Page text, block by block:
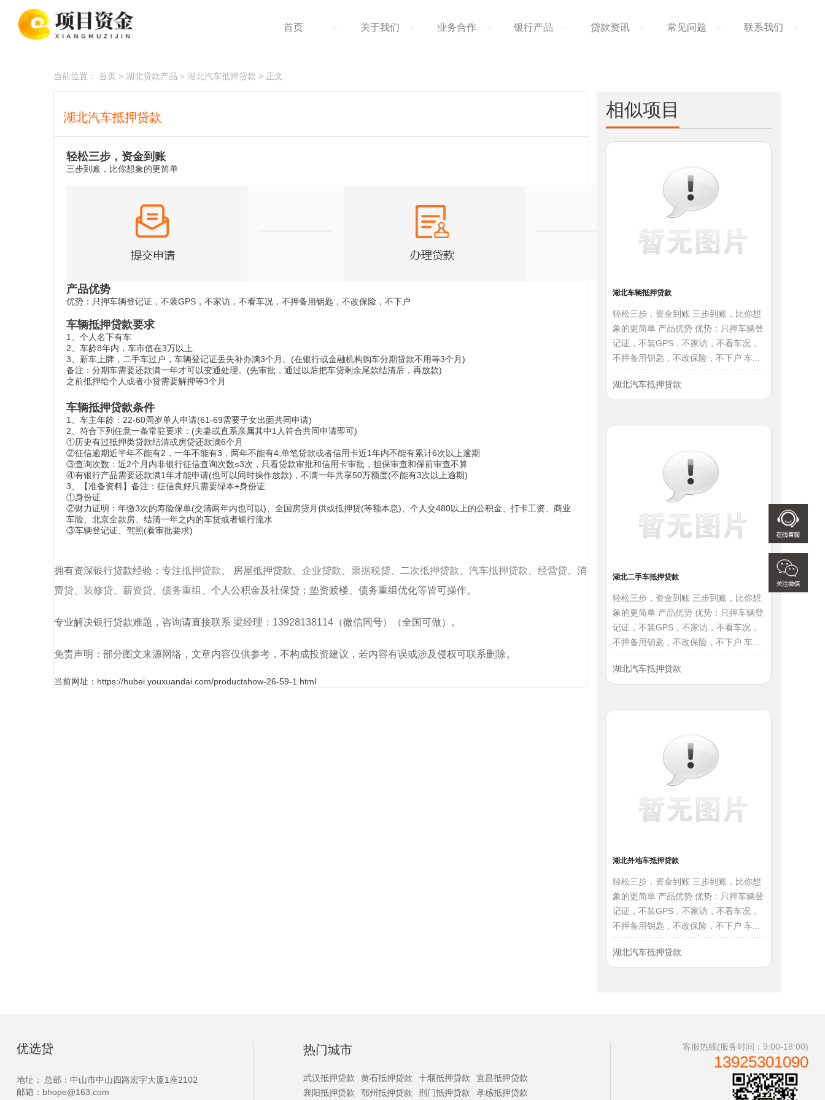
首页 关于我们 业务合作 银行产品 贷款资讯 常见问题 联系我们
当前位置： 首页 > 湖北贷款产品 > 湖北汽车抵押贷款 > 正文
湖北汽车抵押贷款
轻松三步，资金到账
三步到账，比你想象的更简单
产品优势
优势：只押车辆登记证，不装GPS，不家访，不看车况，不押备用钥匙，不改保险，不下户
车辆抵押贷款要求
1、个人名下有车
2、车龄8年内，车市值在3万以上
3、新车上牌，二手车过户，车辆登记证丢失补办满3个月。(在银行或金融机构购车分期贷款不用等3个月)
备注：分期车需要还款满一年才可以变通处理。(先审批，通过以后把车贷剩余尾款结清后，再放款)
之前抵押给个人或者小贷需要解押等3个月
车辆抵押贷款条件
1、车主年龄：22-60周岁单人申请(61-69需要子女出面共同申请)
2、符合下列任意一条常驻要求：(夫妻或直系亲属其中1人符合共同申请即可)
①历史有过抵押类贷款结清或房贷还款满6个月
②征信逾期近半年不能有2，一年不能有3，两年不能有4;单笔贷款或者信用卡近1年内不能有累计6次以上逾期
③查询次数：近2个月内非银行征信查询次数≤3次，只看贷款审批和信用卡审批，担保审查和保前审查不算
④有银行产品需要还款满1年才能申请(也可以同时操作放款)，不满一年共享50万额度(不能有3次以上逾期)
3、【准备资料】备注：征信良好只需要绿本+身份证
①身份证
②财力证明：年缴3次的寿险保单(交清两年内也可以)、全国房贷月供或抵押贷(等额本息)、个人交480以上的公积金、打卡工资、商业
车险、北京全款房、结清一年之内的车贷或者银行流水
③车辆登记证、驾照(看审批要求)
拥有资深银行贷款经验：专注抵押贷款 房屋抵押贷款 企业贷款 票据税贷 二次抵押贷款 汽车抵押贷款 经营贷
消
费贷
装修贷 薪资贷 债务重组 、个人公积金及社保贷；垫资赎楼、债务重组优化等皆可操作。
专业解决银行贷款难题，咨询请直接联系 梁经理 ： 13928138114 （微信同号）（全国可做） 。
免责声明：部分图文来源网络，文章内容仅供参考，不构成投资建议，若内容有误或涉及侵权可联系删除。
当前网址：https://hubei.youxuandai.com/productshow-26-59-1.html
相似项目
湖北车辆抵押贷款
轻松三步，资金到账 三步到账，比你想
象的更简单 产品优势 优势：只押车辆登
记证，不装GPS，不家访，不看车况，
不押备用钥匙，不改保险，不下户 车...
湖北汽车抵押贷款
湖北二手车抵押贷款
轻松三步，资金到账 三步到账，比你想
象的更简单 产品优势 优势：只押车辆登
记证，不装GPS，不家访，不看车况，
不押备用钥匙，不改保险，不下户 车...
湖北汽车抵押贷款
湖北外地车抵押贷款
轻松三步，资金到账 三步到账，比你想
象的更简单 产品优势 优势：只押车辆登
记证，不装GPS，不家访，不看车况，
不押备用钥匙，不改保险，不下户 车...
湖北汽车抵押贷款
优选贷
地址：
总部：中山市中山四路宏宇大厦1座2102
邮箱：bhope@163.com
热门城市
武汉抵押贷款 黄石抵押贷款 十堰抵押贷款
宜昌抵押贷款
襄阳抵押贷款
鄂州抵押贷款 荆门抵押贷款 孝感抵押贷款
客服热线(服务时间：9:00-18:00)
13925301090